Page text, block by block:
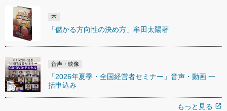
本
「儲かる方向性の決め方」牟田太陽著
音声・映像
「2026年夏季・全国経営者セミナー」音声・動画 一
括申込み
もっと見る open_in_new